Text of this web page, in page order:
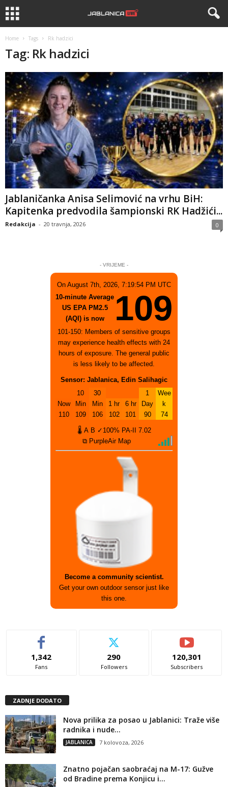
Home Tags Rk hadzici
Tag: Rk hadzici
Jablaničanka Anisa Selimović na vrhu BiH:
Kapitenka predvodila šampionski RK Hadžići...
Redakcija - 20 travnja, 2026 0
- VRIJEME -
On August 7th, 2026, 7:19:54 PM UTC
10-minute Average
US EPA PM2.5
(AQI) is now
109
101-150: Members of sensitive groups
may experience health effects with 24
hours of exposure. The general public
is less likely to be affected.
Sensor: Jablanica, Edin Salihagic
Now
110
10
Min
109
30
Min
106
1 hr
102
6 hr
101
1
Day
90
Wee
k
74
🌡 A B ✓100% PA-II
7.02
⧉ PurpleAir Map
Become a community scientist.
Get your own outdoor sensor just like
this one.
1,342
Fans
290
Followers
120,301
Subscribers
ZADNJE DODATO
Nova prilika za posao u Jablanici: Traže više
radnika i nude...
JABLANICA 7 kolovoza, 2026
Znatno pojačan saobraćaj na M-17: Gužve
od Bradine prema Konjicu i...